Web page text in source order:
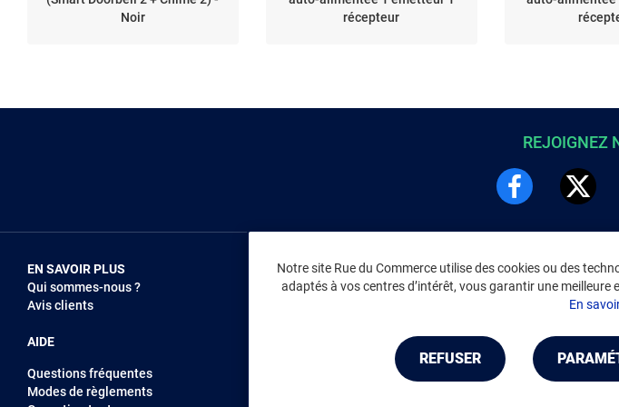
Noir
récepteur
Notre site Rue du Commerce utilise des cookies ou des
adaptés à vos centres d’intérêt, vous garantir une
En
REFUSER
REJOIGNEZ
EN SAVOIR PLUS
Qui sommes-nous ?
Avis clients
AIDE
Questions fréquentes
Modes de règlements
NOUS REJOINDRE
Vendez sur RDC